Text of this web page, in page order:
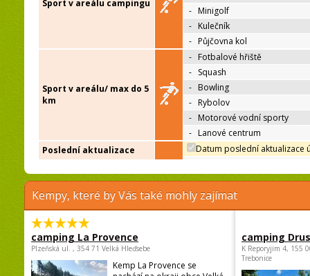
Sport v areálu campingu
- Minigolf
- Kulečník
- Půjčovna kol
Sport v areálu/ max do 5
km
- Fotbalové hřiště
- Squash
- Bowling
- Rybolov
- Motorové vodní sporty
- Lanové centrum
Poslední aktualizace
Datum poslední aktualizace
Kempy, které by Vás také mohly zajímat
camping La Provence
Plzeňská ul. , 354 71 Velká Hleďsebe
Kemp La Provence se
camping
K Reporyjim 4, 155
Trebonice